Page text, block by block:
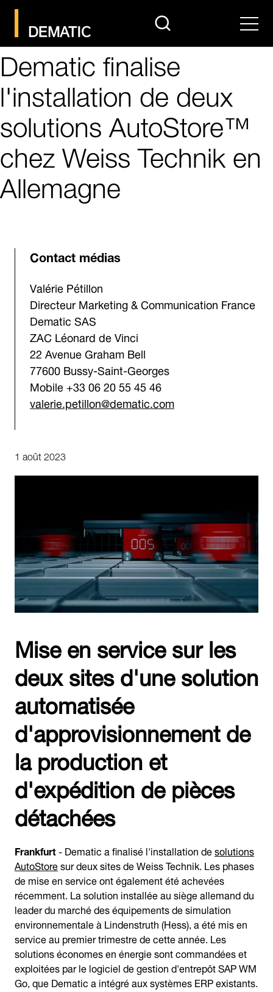
search Menu
Dematic finalise
l'installation de deux
solutions AutoStore™
chez Weiss Technik en
Allemagne
Contact médias
Valérie Pétillon
Directeur Marketing & Communication France
Dematic SAS
ZAC Léonard de Vinci
22 Avenue Graham Bell
77600 Bussy-Saint-Georges
Mobile +33 06 20 55 45 46
valerie.petillon@dematic.com
1 août 2023
Mise en service sur les
deux sites d'une solution
automatisée
d'approvisionnement de
la production et
d'expédition de pièces
détachées
Frankfurt- Dematic a finalisé l'installation desolutions
AutoStoresur deux sites de Weiss Technik. Les phases
de mise en service ont également été achevées
récemment. La solution installée au siège allemand du
leader du marché des équipements de simulation
environnementale à Lindenstruth (Hess), a été mis en
service au premier trimestre de cette année. Les
solutions économes en énergie sont commandées et
exploitées par le logiciel de gestion d'entrepôt SAP WM
Go, que Dematic a intégré aux systèmes ERP existants.